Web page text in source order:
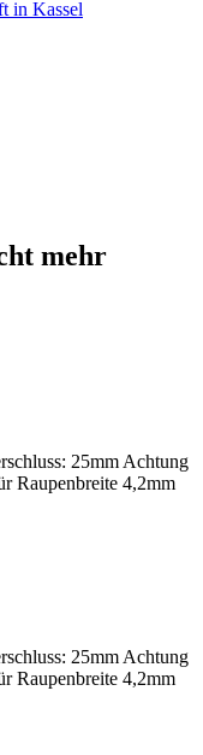
in Kassel
mehr
25mm Achtung
Raupenbreite 4,2mm
25mm Achtung
Raupenbreite 4,2mm